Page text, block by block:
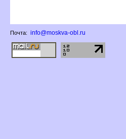
Почта: info@moskva-obl.ru